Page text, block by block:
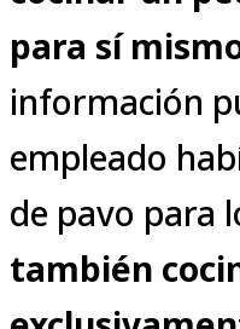
para sí
información
empleado
de pavo para
también